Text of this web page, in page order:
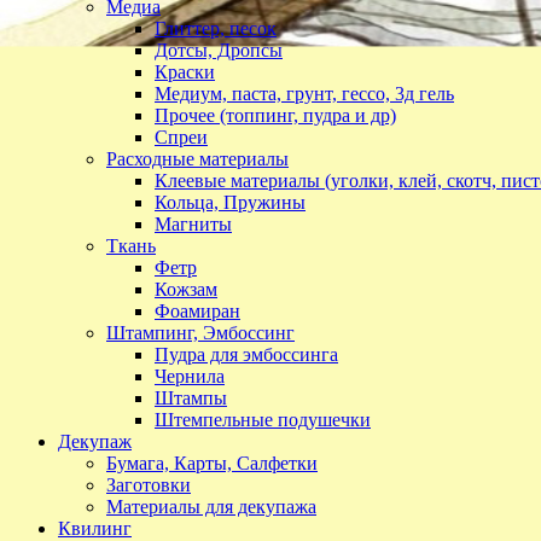
Медиа
Глиттер, песок
Дотсы, Дропсы
Краски
Медиум, паста, грунт, гессо, 3д гель
Прочее (топпинг, пудра и др)
Спреи
Расходные материалы
Клеевые материалы (уголки, клей, скотч,
Кольца, Пружины
Магниты
Ткань
Фетр
Кожзам
Фоамиран
Штампинг, Эмбоссинг
Пудра для эмбоссинга
Чернила
Штампы
Штемпельные подушечки
Декупаж
Бумага, Карты, Салфетки
Заготовки
Материалы для декупажа
Квилинг